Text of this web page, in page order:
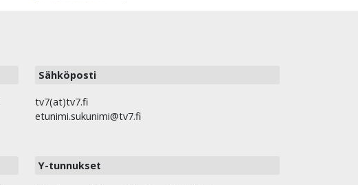
Sähköposti
tv7(at)tv7.fi
etunimi.sukunimi@tv7.fi
Y-tunnukset